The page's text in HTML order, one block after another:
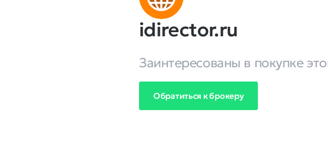
idirector.ru
Заинтересованы в покупке
Обратиться к брокеру